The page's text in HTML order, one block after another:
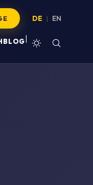
DE | EN
BLOG